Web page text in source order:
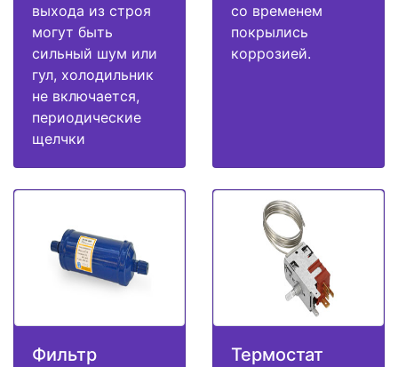
выхода из строя
могут быть
сильный шум или
гул, холодильник
не включается,
периодические
щелчки
со временем
покрылись
коррозией.
Фильтр Термостат